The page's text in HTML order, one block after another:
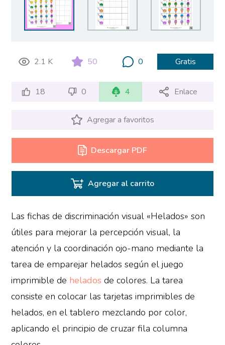
2.1 K 50 0 Gratis
18 0 4 Enlace
Agregar a favoritos
Descargar PDF
Agregar al carrito
Las fichas de discriminación visual «Helados» son
útiles para mejorar la percepción visual, la
atención y la coordinación ojo-mano mediante la
tarea de emparejar helados según el juego
imprimible de helados de colores. La tarea
consiste en colocar las tarjetas imprimibles de
helados, en el tablero mezclando por color,
aplicando el principio de cruzar fila columna